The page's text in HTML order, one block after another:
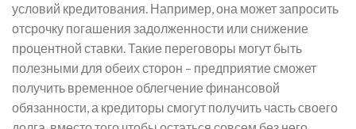
условий кредитования. Например, она может запросить
отсрочку погашения задолженности или снижение
процентной ставки. Такие переговоры могут быть
полезными для обеих сторон – предприятие сможет
получить временное облегчение финансовой
обязанности, а кредиторы смогут получить часть своего